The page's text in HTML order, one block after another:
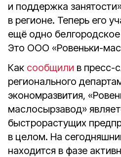
и поддержка
в регионе. Теперь его
ещё одно
Это ООО «Ровеньки-
Как сообщили в пресс-
регионального
экономразвития,
маслосырзавод»
быстрорастущих
в целом. На
находится в фазе